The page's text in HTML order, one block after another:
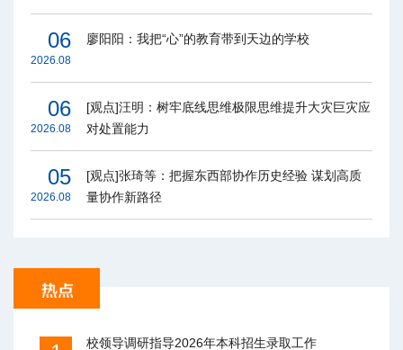
06
2026.08
廖阳阳：我把“心”的教育带到天边的学校
06
2026.08
[观点]汪明：树牢底线思维极限思维提升大灾巨灾应
对处置能力
05
2026.08
[观点]张琦等：把握东西部协作历史经验 谋划高质
量协作新路径
校领导调研指导2026年本科招生录取工作